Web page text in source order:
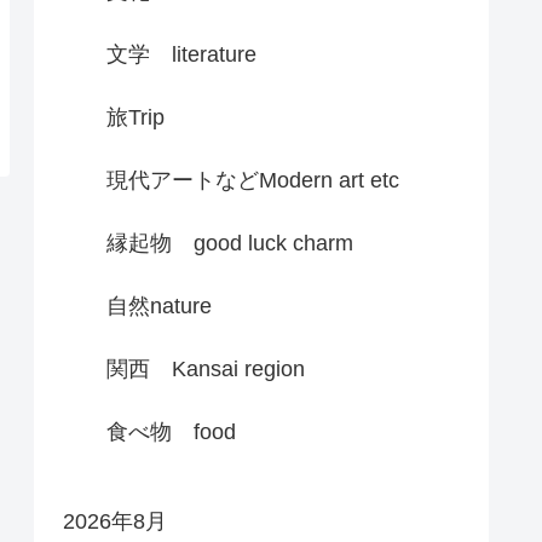
文学 literature
旅Trip
現代アートなどModern art etc
縁起物 good luck charm
自然nature
関西 Kansai region
食べ物 food
2026年8月